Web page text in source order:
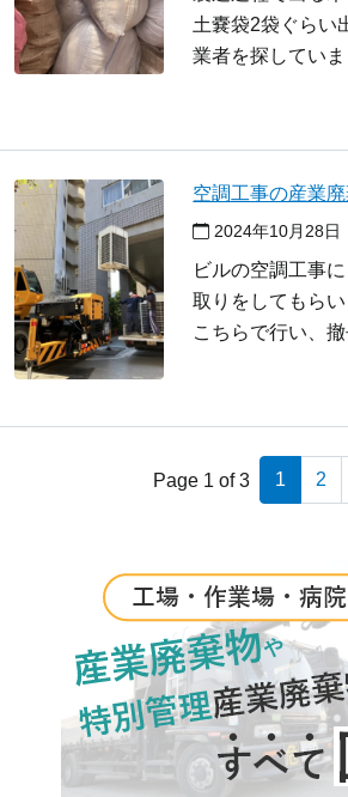
土嚢袋2袋ぐらい
業者を探してい
空調工事の産業
2024年10月28日
ビルの空調工事
取りをしてもら
こちらで行い、
Page 1 of 3 1 2